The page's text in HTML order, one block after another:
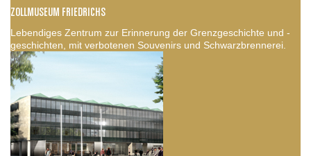
ZOLLMUSEUM FRIEDRICHS
Lebendiges Zentrum zur Erinnerung der Grenzgeschichte und -
geschichten, mit verbotenen Souvenirs und Schwarzbrennerei.